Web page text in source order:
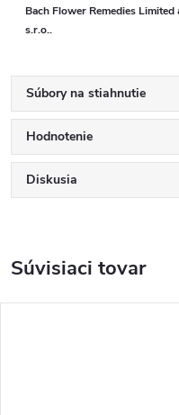
Bach Flower Remedies
s.r.o..
Súbory na stiahnutie
Hodnotenie
Diskusia
Súvisiaci tovar